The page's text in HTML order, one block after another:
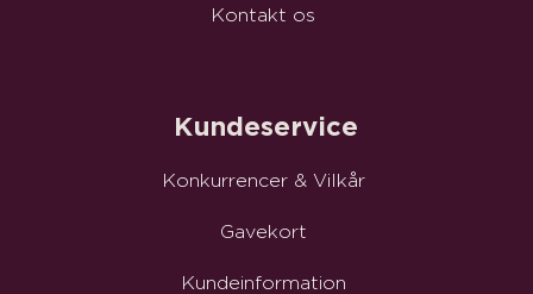
Kontakt os
Kundeservice
Konkurrencer & Vilkår
Gavekort
Kundeinformation